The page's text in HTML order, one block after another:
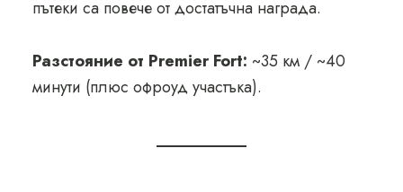
пътеки са повече от достатъчна награда.
Разстояние от Premier Fort: ~35 км / ~40
минути (плюс офроуд участъка).